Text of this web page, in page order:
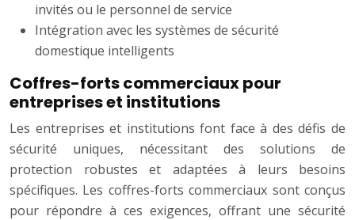
invités ou le personnel de service
Intégration avec les systèmes de sécurité
domestique intelligents
Coffres-forts commerciaux pour
entreprises et institutions
Les entreprises et institutions font face à des défis de
sécurité uniques, nécessitant des solutions de
protection robustes et adaptées à leurs besoins
spécifiques. Les coffres-forts commerciaux sont conçus
pour répondre à ces exigences, offrant une sécurité